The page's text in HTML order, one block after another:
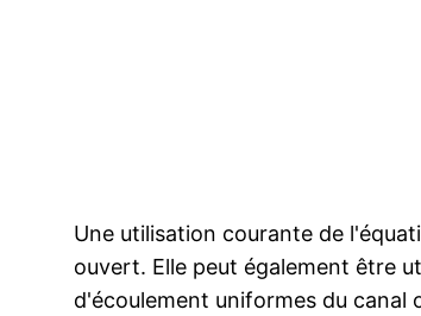
Une utilisation courante de
ouvert. Elle peut également être
d'écoulement uniformes du canal